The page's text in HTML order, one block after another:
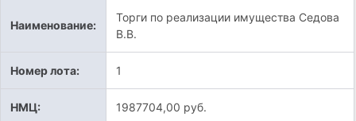
Наименование:
Торги по реализации имущества Седова
В.В.
Номер лота: 1
НМЦ: 1987704,00 руб.